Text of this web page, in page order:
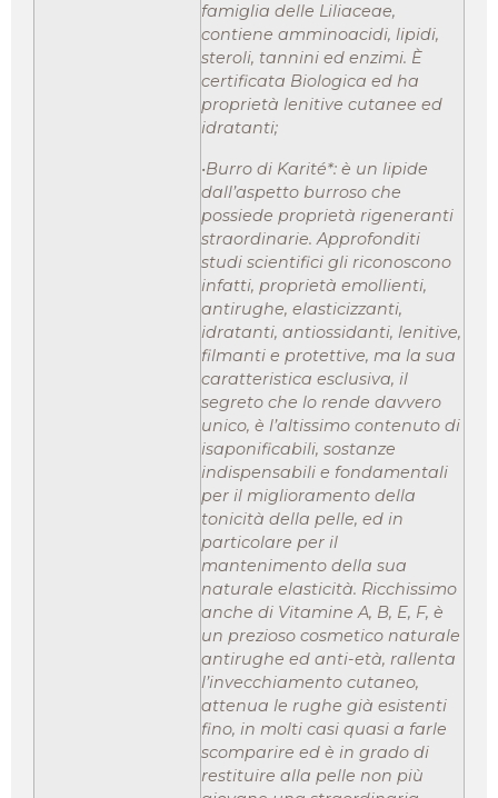
famiglia delle Liliaceae,
contiene amminoacidi, lipidi,
steroli, tannini ed enzimi. È
certificata Biologica ed ha
proprietà lenitive cutanee ed
idratanti;
•Burro di Karité*: è un lipide
dall’aspetto burroso che
possiede proprietà rigeneranti
straordinarie. Approfonditi
studi scientifici gli riconoscono
infatti, proprietà emollienti,
antirughe, elasticizzanti,
idratanti, antiossidanti, lenitive,
filmanti e protettive, ma la sua
caratteristica esclusiva, il
segreto che lo rende davvero
unico, è l’altissimo contenuto di
isaponificabili, sostanze
indispensabili e fondamentali
per il miglioramento della
tonicità della pelle, ed in
particolare per il
mantenimento della sua
naturale elasticità. Ricchissimo
anche di Vitamine A, B, E, F, è
un prezioso cosmetico naturale
antirughe ed anti-età, rallenta
l’invecchiamento cutaneo,
attenua le rughe già esistenti
fino, in molti casi quasi a farle
scomparire ed è in grado di
restituire alla pelle non più